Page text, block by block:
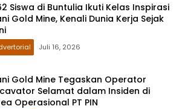
Siswa di Buntulia Ikuti Kelas Inspirasi
Gold Mine, Kenali Dunia Kerja Sejak
Juli 16, 2026
Gold Mine Tegaskan Operator
Selamat dalam Insiden di
Operasional PT PIN